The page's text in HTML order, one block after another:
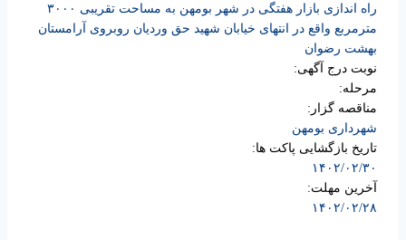
راه اندازی بازار هفتگی در شهر بومهن به مساحت تقریبی ۳۰۰۰
مترمربع واقع در انتهای خیابان شهید حق وردیان روبروی آرامستان
بهشت رضوان
نوبت درج آگهی:
مرحله:
مناقصه گزار:
شهرداری بومهن
تاریخ بازگشایی پاکت ها:
۱۴۰۲/۰۲/۳۰
آخرین مهلت:
۱۴۰۲/۰۲/۲۸